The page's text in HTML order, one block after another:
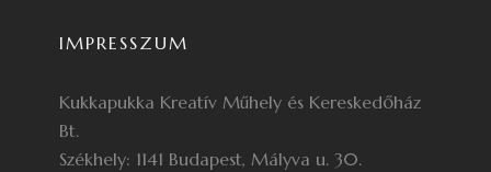
IMPRESSZUM
Kukkapukka Kreatív Műhely és Kereskedőház
Bt.
Székhely: 1141 Budapest, Mályva u. 30.